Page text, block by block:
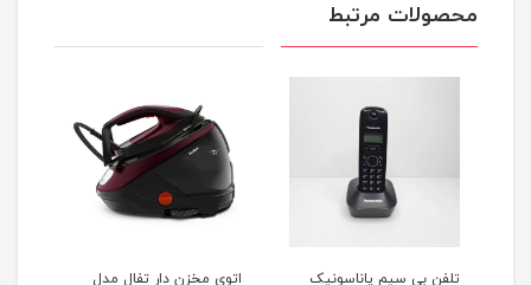
محصولات مرتبط
اتوی مخزن دار تفال مدل
اسپرسوساز نینجا امریکا